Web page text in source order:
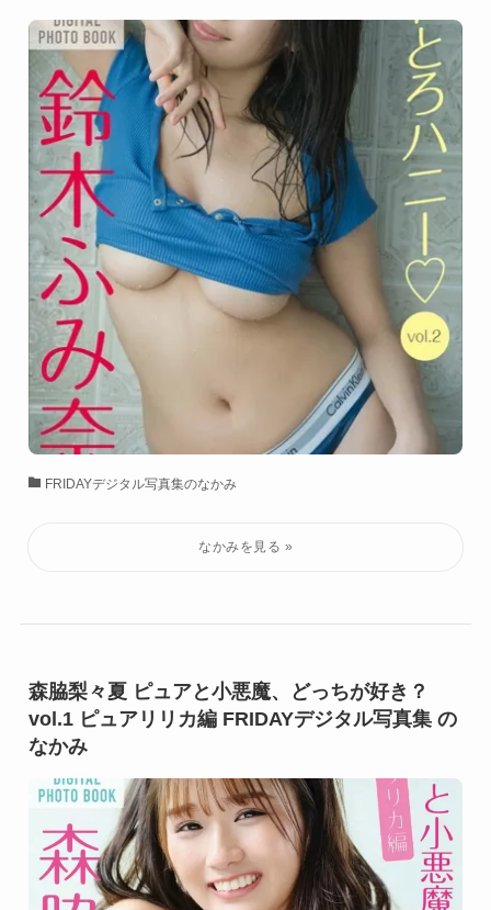
FRIDAYデジタル写真集のなかみ
森脇梨々夏 ピュアと小悪魔、どっちが好き？
vol.1 ピュアリリカ編 FRIDAYデジタル写真集 の
なかみ